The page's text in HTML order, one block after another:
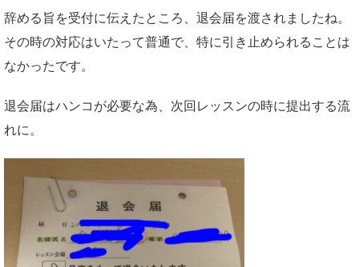
辞める旨を受付に伝えたところ、退会届を渡されましたね。
その時の対応はいたって普通で、特に引き止められることは
なかったです。
退会届はハンコが必要な為、次回レッスンの時に提出する流
れに。